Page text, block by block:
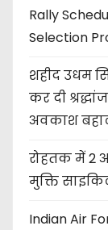
Rally
Selection
शहीद उधम
कर दी
अवकाश
रोहतक में 2
मुक्ति
Indian Air